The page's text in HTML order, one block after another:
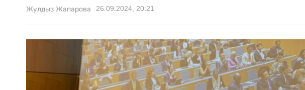
Жулдыз Жапарова 26.09.2024, 20:21